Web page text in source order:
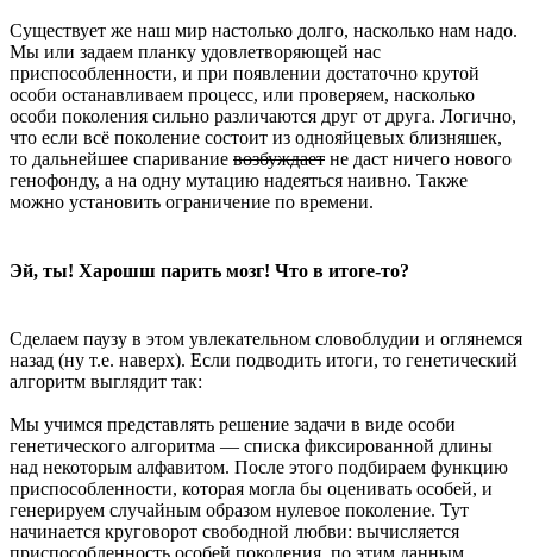
Существует же наш мир настолько долго, насколько нам надо.
Мы или задаем планку удовлетворяющей нас
приспособленности, и при появлении достаточно крутой
особи останавливаем процесс, или проверяем, насколько
особи поколения сильно различаются друг от друга. Логично,
что если всё поколение состоит из однояйцевых близняшек,
то дальнейшее спаривание возбуждает не даст ничего нового
генофонду, а на одну мутацию надеяться наивно. Также
можно установить ограничение по времени.
Эй, ты! Харошш парить мозг! Что в итоге-то?
Сделаем паузу в этом увлекательном словоблудии и оглянемся
назад (ну т.е. наверх). Если подводить итоги, то генетический
алгоритм выглядит так:
Мы учимся представлять решение задачи в виде особи
генетического алгоритма — списка фиксированной длины
над некоторым алфавитом. После этого подбираем функцию
приспособленности, которая могла бы оценивать особей, и
генерируем случайным образом нулевое поколение. Тут
начинается круговорот свободной любви: вычисляется
приспособленность особей поколения, по этим данным